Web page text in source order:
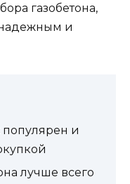
газобетона,
и
популярен и
лучше всего